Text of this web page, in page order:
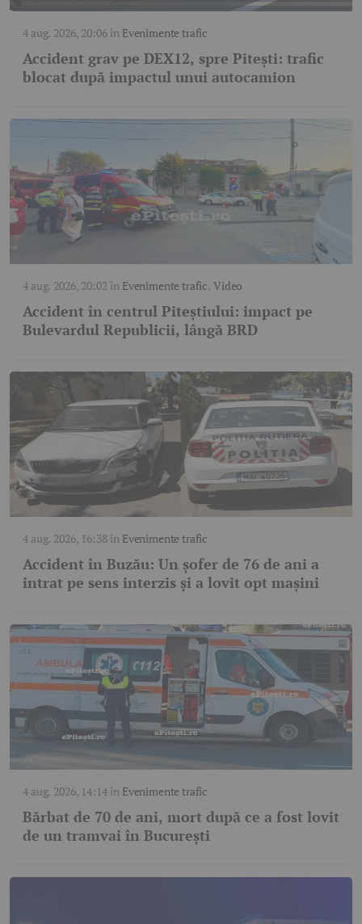
4 aug. 2026, 20:06în Evenimente trafic
Accident grav pe DEX12, spre Pitești: trafic
blocat după impactul unui autocamion
4 aug. 2026, 20:02 în Evenimente trafic,Video
Accident în centrul Piteștiului: impact pe
Bulevardul Republicii, lângă BRD
4 aug. 2026, 16:38în Evenimente trafic
Accident în Buzău: Un șofer de 76 de ani a
intrat pe sens interzis și a lovit opt mașini
4 aug. 2026, 14:14în Evenimente trafic
Bărbat de 70 de ani, mort după ce a fost lovit
de un tramvai în București